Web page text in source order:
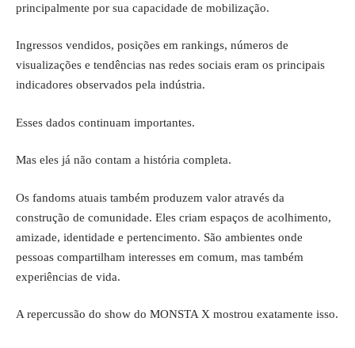
principalmente por sua capacidade de mobilização.
Ingressos vendidos, posições em rankings, números de
visualizações e tendências nas redes sociais eram os principais
indicadores observados pela indústria.
Esses dados continuam importantes.
Mas eles já não contam a história completa.
Os fandoms atuais também produzem valor através da
construção de comunidade. Eles criam espaços de acolhimento,
amizade, identidade e pertencimento. São ambientes onde
pessoas compartilham interesses em comum, mas também
experiências de vida.
A repercussão do show do MONSTA X mostrou exatamente isso.